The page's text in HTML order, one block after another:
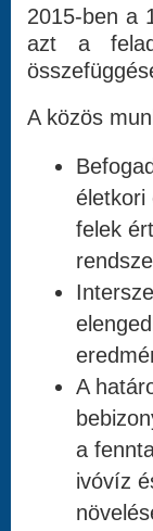
2015-ben a
azt a
A közös
életkori
felek
A
a
ivóvíz